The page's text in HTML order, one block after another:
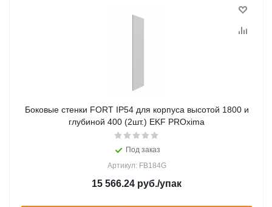
Боковые стенки FORT IP54 для корпуса высотой 1800 и
глубиной 400 (2шт.) EKF PROxima
Под заказ
Артикул: FB184G
15 566.24 руб./упак